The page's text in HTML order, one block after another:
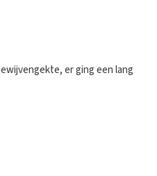
er ging een lang